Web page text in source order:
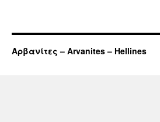
Αρβανίτες – Arvanites – Hellines